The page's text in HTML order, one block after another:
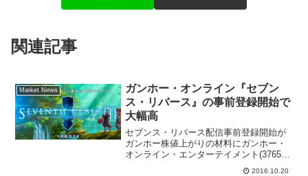
関連記事
Market News
ガンホー・オンライン『セブン
ス・リバース』の事前登録開始で
大幅高
セブンス・リバース配信事前登録開始が
ガンホー株値上がりの材料にガンホー・
オンライン・エンターテイメント(3765)
が後場急伸。前日比33円（13.9％）高の
2016.10.20